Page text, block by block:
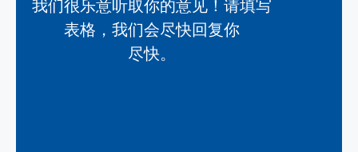
我们很乐意听取你的意见！请填写
表格，我们会尽快回复你
尽快。